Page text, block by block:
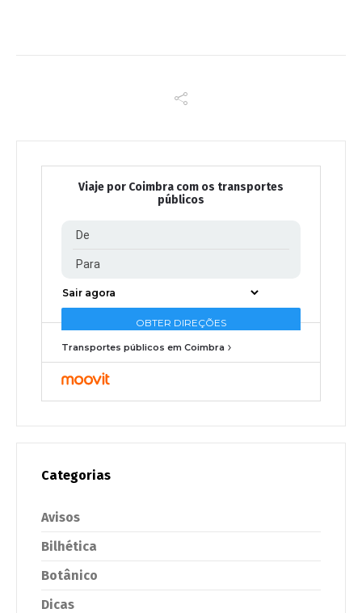
Viaje por Coimbra com os transportes
públicos
Transportes públicos em Coimbra
Categorias
Avisos
Bilhética
Botânico
Dicas